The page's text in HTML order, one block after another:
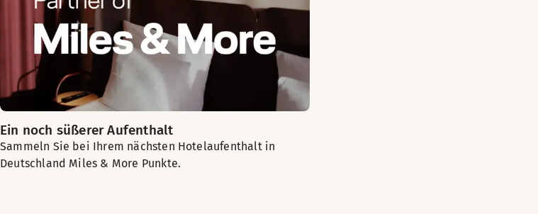
Ein noch süßerer Aufenthalt
Sammeln Sie bei Ihrem nächsten Hotelaufenthalt in
Deutschland Miles & More Punkte.